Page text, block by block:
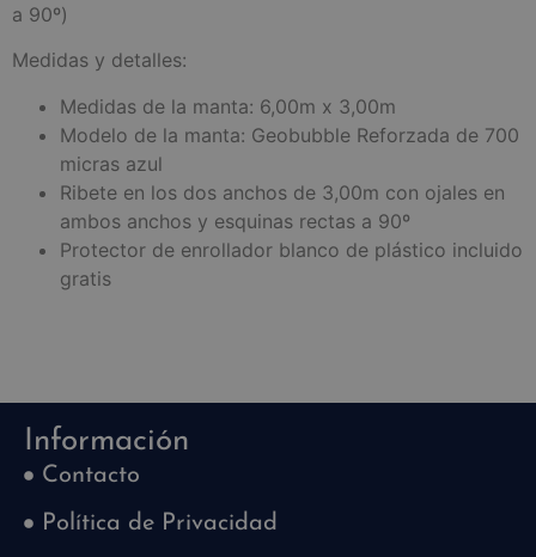
a 90º)
Medidas y detalles:
Medidas de la manta: 6,00m x 3,00m
Modelo de la manta: Geobubble Reforzada de 700
micras azul
Ribete en los dos anchos de 3,00m con ojales en
ambos anchos y esquinas rectas a 90º
Protector de enrollador blanco de plástico incluido
gratis
Información
Contacto
Política de Privacidad